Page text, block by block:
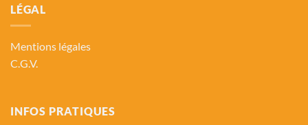
LÉGAL
Mentions légales
C.G.V.
INFOS PRATIQUES